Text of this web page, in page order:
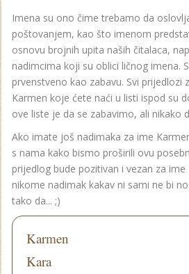
Imena su ono čime trebamo da
poštovanjem, kao što imenom
osnovu brojnih upita naših čitalaca,
nadimcima koji su oblici ličnog imena.
prvenstveno kao zabavu. Svi prijedlozi
Karmen koje ćete naći u listi ispod su
ove liste je da se zabavimo, ali nikako
Ako imate još nadimaka za ime
s nama kako bismo proširili ovu
prijedlog bude pozitivan i vezan za
nikome nadimak kakav ni sami ne bi
tako da... ;)
Karmen
Kara